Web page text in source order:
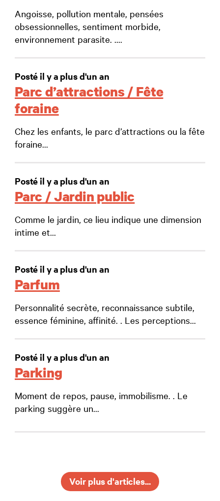
Angoisse, pollution mentale, pensées
obsessionnelles, sentiment morbide,
environnement parasite. ....
Posté il y a plus d'un an
Parc d’attractions / Fête
foraine
Chez les enfants, le parc d’attractions ou la fête
foraine...
Posté il y a plus d'un an
Parc / Jardin public
Comme le jardin, ce lieu indique une dimension
intime et...
Posté il y a plus d'un an
Parfum
Personnalité secrète, reconnaissance subtile,
essence féminine, affinité. . Les perceptions...
Posté il y a plus d'un an
Parking
Moment de repos, pause, immobilisme. . Le
parking suggère un...
Voir plus d'articles...